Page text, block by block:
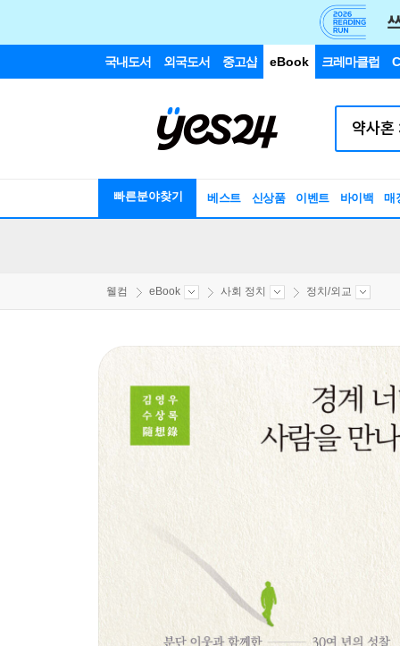
국내도서 외국도서 중고샵 eBook 크레마클럽
빠른분야찾기 베스트 신상품 이벤트 바이백 매
웰컴 eBook 사회 정치 정치/외교